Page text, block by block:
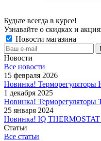
Будьте всегда в курсе!
Узнавайте о скидках и
Новости магазина
Новости
Все новости
15 февраля 2026
Новинка! Терморегуляторы
1 декабря 2025
Новинка! Терморегуляторы
25 января 2024
Новинка! IQ
Статьи
Все статьи